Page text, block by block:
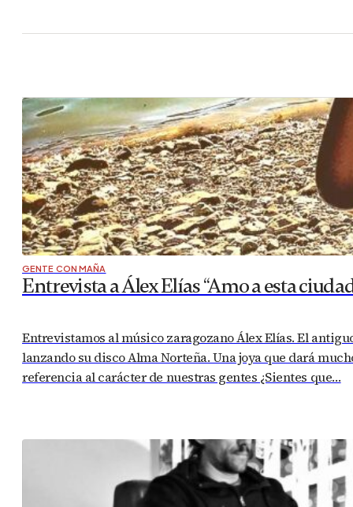
GENTE CON MAÑA
Entrevista a Álex Elías “Amo a esta
Entrevistamos al músico zaragozano Álex Elías. El
lanzando su disco Alma Norteña. Una joya que dará
referencia al carácter de nuestras gentes ¿Sientes que…